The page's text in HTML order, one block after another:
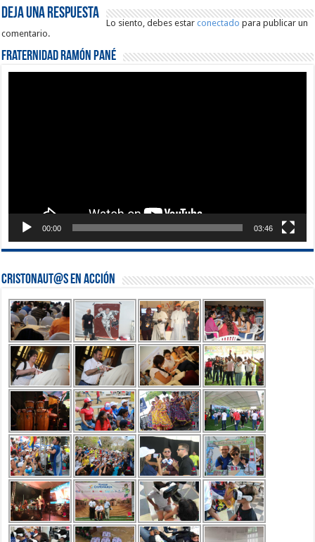
Deja una respuesta
Lo siento, debes estarconectado para publicar un
comentario.
Fraternidad Ramón Pané
00:00 03:46
Cristonaut@s en Acción